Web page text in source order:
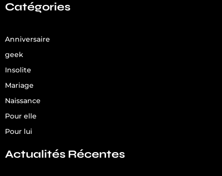
Catégories
Anniversaire
geek
Insolite
Mariage
Naissance
Pour elle
Pour lui
Actualités Récentes